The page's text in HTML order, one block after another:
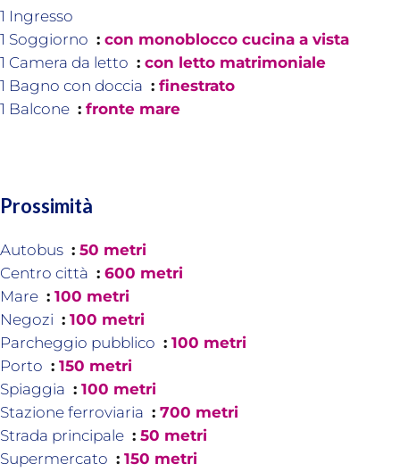
1 Ingresso
1 Soggiorno
con monoblocco cucina a vista
1 Camera da letto
con letto matrimoniale
1 Bagno con doccia
finestrato
1 Balcone
fronte mare
Prossimità
Autobus
50 metri
Centro città
600 metri
Mare
100 metri
Negozi
100 metri
Parcheggio pubblico
100 metri
Porto
150 metri
Spiaggia
100 metri
Stazione ferroviaria
700 metri
Strada principale
50 metri
Supermercato
150 metri